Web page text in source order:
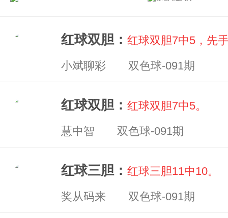
红球双胆： 红球双胆7中5，先
小斌聊彩 双色球-091期
红球双胆： 红球双胆7中5。
慧中智 双色球-091期
红球三胆： 红球三胆11中10。
奖从码来 双色球-091期